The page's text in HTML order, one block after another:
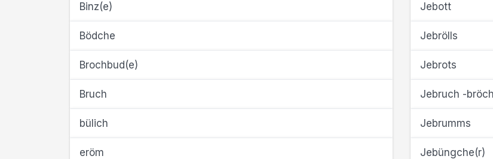
Binz(e)
Bödche
Brochbud(e)
Bruch
bülich
eröm
Jebott
Jebrölls
Jebrots
Jebruch -bröch
Jebrumms
Jebüngche(r)